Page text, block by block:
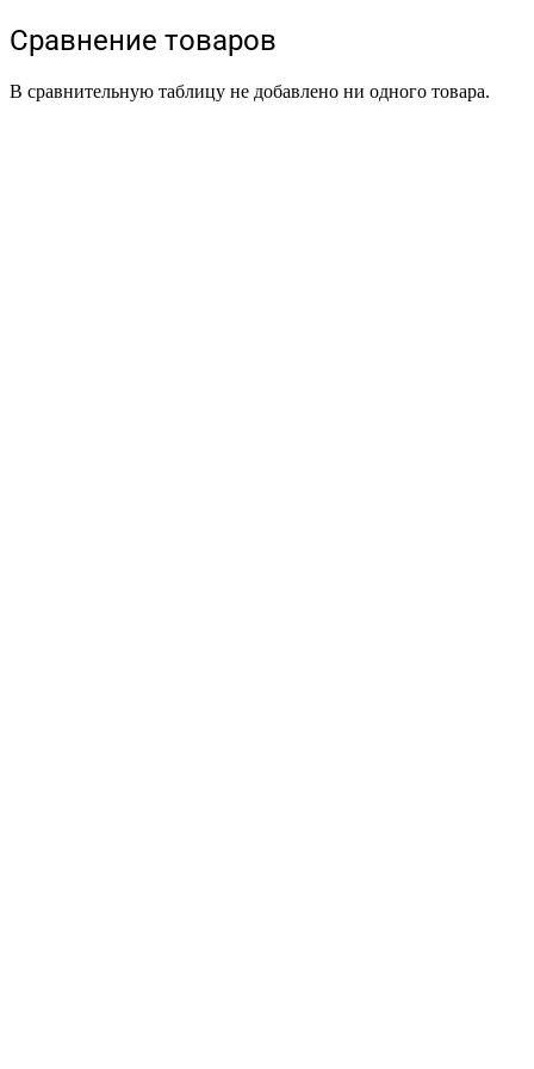
Сравнение товаров
В сравнительную таблицу не добавлено ни одного товара.